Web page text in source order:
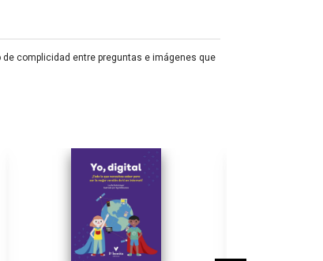
complicidad entre preguntas e imágenes que